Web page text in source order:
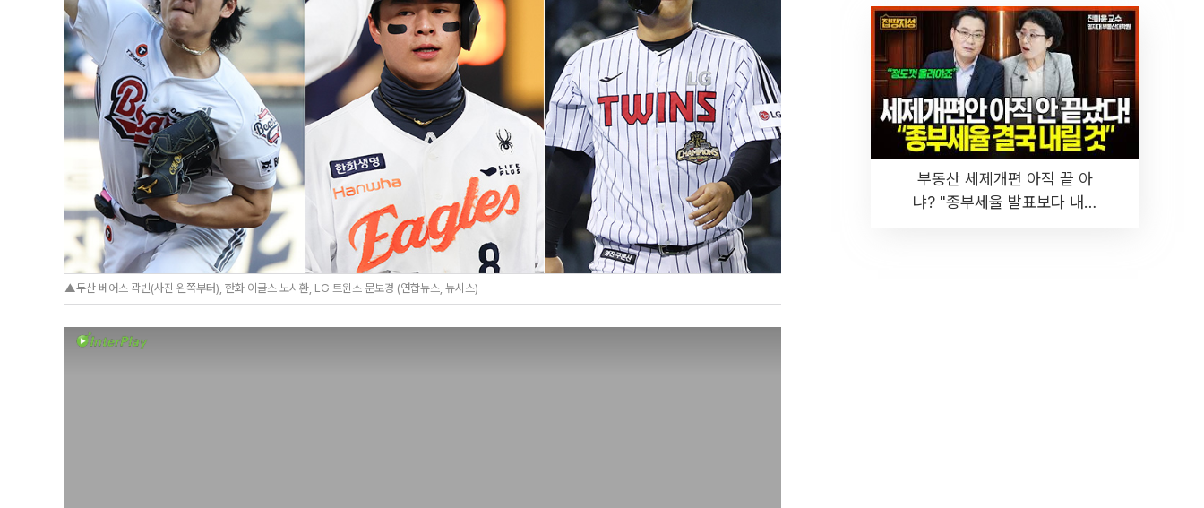
▲두산 베어스 곽빈(사진 왼쪽부터), 한화 이글스 노시환, LG 트윈스 문보경 (연합뉴스, 뉴시스)
부동산 세제개편 아직 끝 아
냐? "종부세율 발표보다 내릴